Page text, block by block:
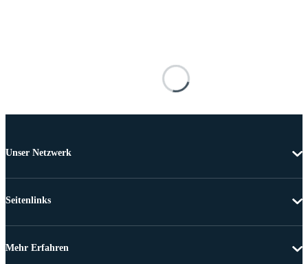
Unser Netzwerk
Seitenlinks
Mehr Erfahren